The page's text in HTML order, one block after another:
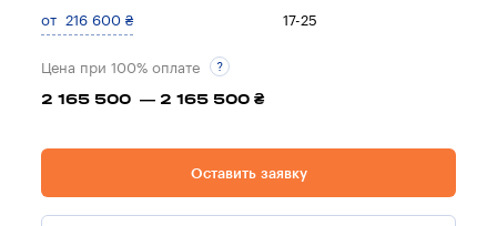
от 216 600 ₴ 17-25
Цена при 100% оплате
2 165 500 — 2 165 500 ₴
Оставить заявку